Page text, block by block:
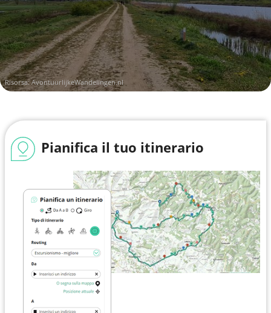
Risorsa:AvontuurlijkeWandelingen.nl
Pianifica il tuo itinerario